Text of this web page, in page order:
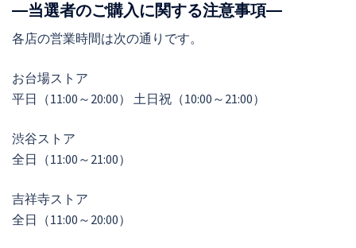
―当選者のご購入に関する注意事項―
各店の営業時間は次の通りです。
お台場ストア
平日（11:00～20:00） 土日祝（10:00～21:00）
渋谷ストア
全日（11:00～21:00）
吉祥寺ストア
全日（11:00～20:00）